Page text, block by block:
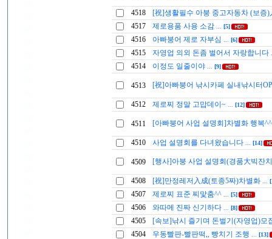
4518
[祝]생활필수 아붕 중고자동차 (보증
4517
제로용품 사용 소감 [5]
4516 아빠붕어 제로 자부심 [6]
4515 자영업 의외 돈좀 벌어서 자랑합니다
4514 이정도 일줄이야 [9]
4513 [祝]아빠붕어 낚시카페 실내낚시터
4512 제로찌 정말 고맙데이~ [12]
4511 [아빠붕어 사업 설명회]차별화 행복
4510 사업 설명회를 다녀왔습니다 [14]
4509 [행사]아붕 사업 설명회(경품大빅잔
4508 [祝]만정레저入成(토종5짜)차별화
4507 제로찌 표준 찌맟춤^^ [5]
4506 와따메 진짜 신기하다 [8]
4505
[속보]낚시 즐기며 돈벌기(자영업)모
4504
우동빨판-빨판떡,, 빵치기 조행 [13]